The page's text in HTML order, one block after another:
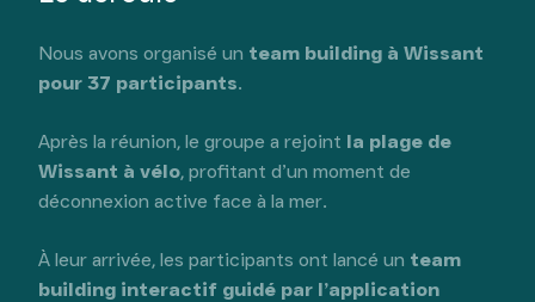
Nous avons organisé un team building à Wissant
pour 37 participants.
Après la réunion, le groupe a rejoint la plage de
Wissant à vélo, profitant d’un moment de
déconnexion active face à la mer.
À leur arrivée, les participants ont lancé un team
building interactif guidé par l’application